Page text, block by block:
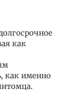
как
как именно